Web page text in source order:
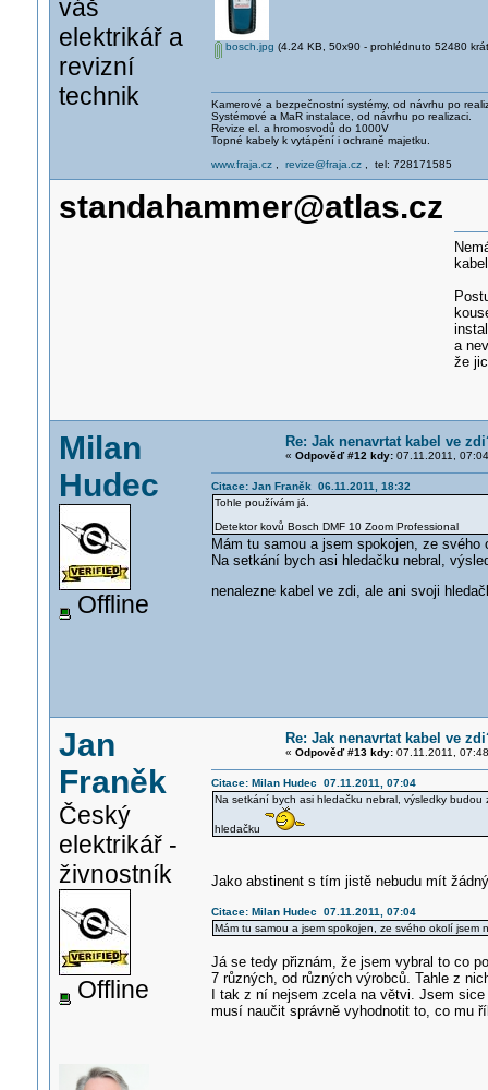
váš
elektrikář a
revizní
technik
bosch.jpg (4.24 KB, 50x90 - prohlédnuto 52480
Kamerové a bezpečnostní systémy, od návrhu po
Systémové a MaR instalace, od návrhu po realizaci.
Revize el. a hromosvodů do 1000V
Topné kabely k vytápění i ochraně majetku.
www.fraja.cz, revize@fraja.cz, tel: 728171585
standahammer@atlas.cz
a
že
Milan
Hudec
Offline
Re: Jak nenavrtat kabel ve
« Odpověď #12 kdy:07.11.2011,
Citace: Jan Franěk 06.11.2011, 18:32
Tohle používám já.
Detektor kovů Bosch DMF 10 Zoom Professional
Mám tu samou a jsem spokojen, ze
Na setkání bych asi hledačku nebral,
nenalezne kabel ve zdi, ale ani svoji
Jan
Franěk
Český
elektrikář -
živnostník
Offline
Re: Jak nenavrtat kabel ve
« Odpověď #13 kdy:07.11.2011,
Citace: Milan Hudec 07.11.2011, 07:04
Na setkání bych asi hledačku nebral, výsledky
hledačku
Jako abstinent s tím jistě nebudu mít
Citace: Milan Hudec 07.11.2011, 07:04
Mám tu samou a jsem spokojen, ze svého okolí jsem
Já se tedy přiznám, že jsem vybral to co
7 různých, od různých výrobců. Tahle z
I tak z ní nejsem zcela na větvi. Jsem
musí naučit správně vyhodnotit to, co mu